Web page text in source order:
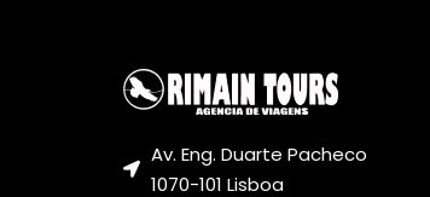
Av. Eng. Duarte Pacheco
1070-101 Lisboa